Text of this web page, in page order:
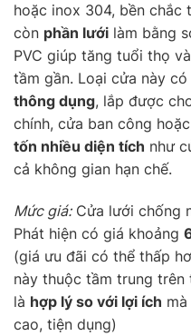
hoặc inox 304, bền
còn phần lưới làm bằng
PVC giúp tăng tuổi thọ
tầm gần. Loại cửa này
thông dụng, lắp được
chính, cửa ban công
tốn nhiều diện tích như
cả không gian hạn chế.
Mức giá:Cửa lưới chống
Phát hiện có giá khoảng
(giá ưu đãi có thể thấp
này thuộc tầm trung
là hợp lý so với lợi ích
cao, tiện dụng)